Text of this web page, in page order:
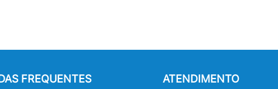
FREQUENTES ATENDIMENTO